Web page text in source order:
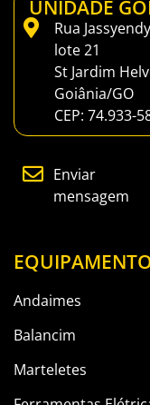
UNIDADE
Rua
lote 21
St Jardim
Goiânia/GO
CEP: 74.933-
Enviar
mensagem
Andaimes
Balancim
Marteletes